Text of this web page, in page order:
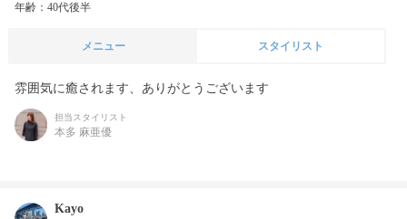
年齢：40代後半
メニュー スタイリスト
雰囲気に癒されます、ありがとうございます
担当スタイリスト
本多 麻亜優
Kayo